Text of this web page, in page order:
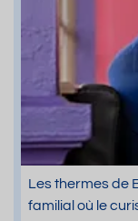
Les thermes de
familial où le